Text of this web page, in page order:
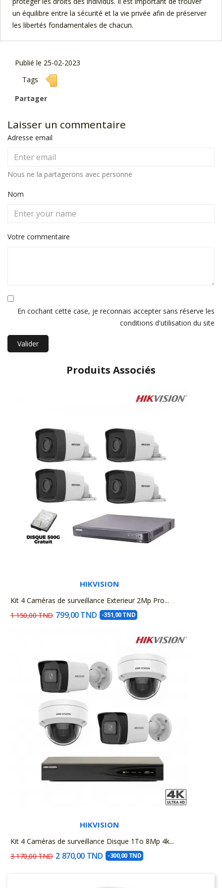
un équilibre entre la sécurité et la vie privée afin de préserver
les libertés fondamentales de chacun.
Publié le 25-02-2023
Tags
Partager
Laisser un commentaire
Adresse email
Nous ne la partagerons avec personne
Nom
Votre commentaire
En cochant cette case, je reconnais accepter sans réserve les
conditions d'utilisation du site
Valider
Produits Associés
HIKVISION
Kit 4 Caméras de surveillance Exterieur 2Mp Pro...
1 150,00 TND 799,00 TND -351,00 TND
HIKVISION
Kit 4 Caméras de surveillance Disque 1To 8Mp 4k...
3 170,00 TND 2 870,00 TND -300,00 TND